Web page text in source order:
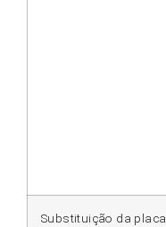
Substituição da placa